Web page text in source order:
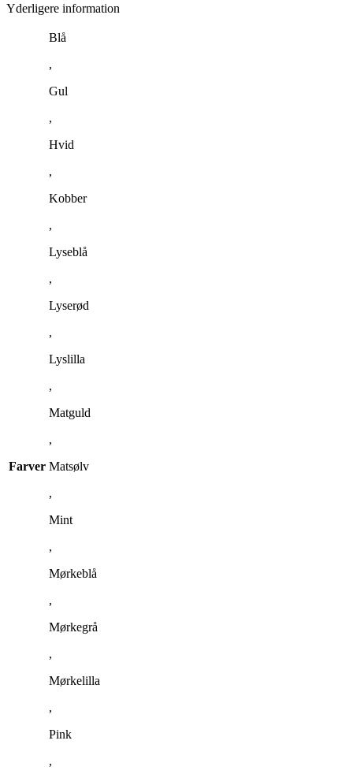
Yderligere information
Farver
Blå
,
Gul
,
Hvid
,
Kobber
,
Lyseblå
,
Lyserød
,
Lyslilla
,
Matguld
,
Matsølv
,
Mint
,
Mørkeblå
,
Mørkegrå
,
Mørkelilla
,
Pink
,